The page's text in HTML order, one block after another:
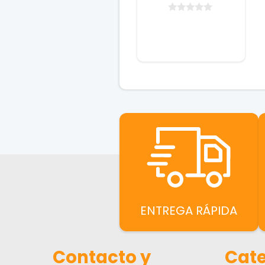
ENTREGA RÁPIDA
Contacto y